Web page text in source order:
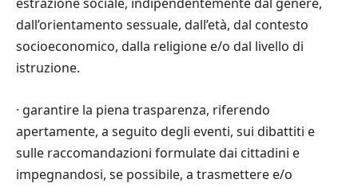
dall’orientamento sessuale, dall’età, dal contesto
socioeconomico, dalla religione e/o dal livello di
istruzione.
· garantire la piena trasparenza, riferendo
apertamente, a seguito degli eventi, sui dibattiti e
sulle raccomandazioni formulate dai cittadini e
impegnandosi, se possibile, a trasmettere e/o